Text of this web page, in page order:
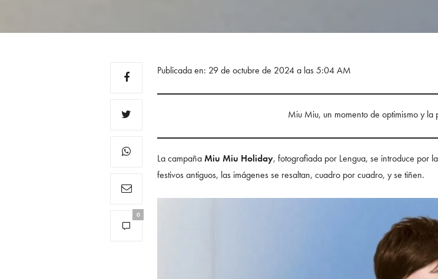
0
Publicada en: 29 de octubre de 2024 a las 5:04 AM
Miu Miu, un momento de optimismo y
La campañaMiu Miu Holiday, fotografiada por Lengua, se introduce por
festivos antiguos, las imágenes se resaltan, cuadro por cuadro, y se tiñen.